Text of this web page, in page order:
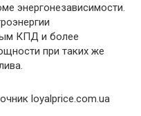
энергонезависимости.
КПД и более
при таких же
loyalprice.com.ua